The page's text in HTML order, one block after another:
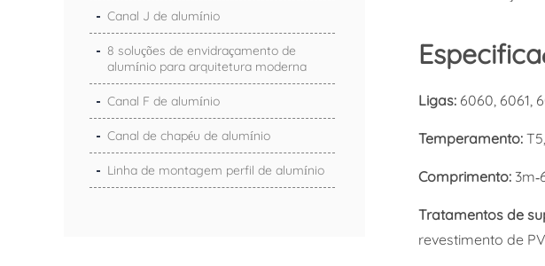
Ligas:6060, 6061,
Temperamento:
Comprimento: 3m-
Tratamentos de
revestimento de
Canal J de alumínio
8 soluções de envidraçamento de
alumínio para arquitetura moderna
Canal F de alumínio
Canal de chapéu de alumínio
Linha de montagem perfil de alumínio